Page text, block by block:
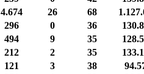
4.674 26 68
296 0 36
494 9 35
212 2 35
121 3 38